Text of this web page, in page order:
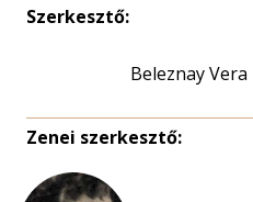
Szerkesztő:
Beleznay Vera
Zenei szerkesztő: